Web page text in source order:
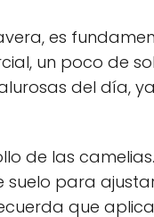
es
un poco de
del día,
de las
para
que